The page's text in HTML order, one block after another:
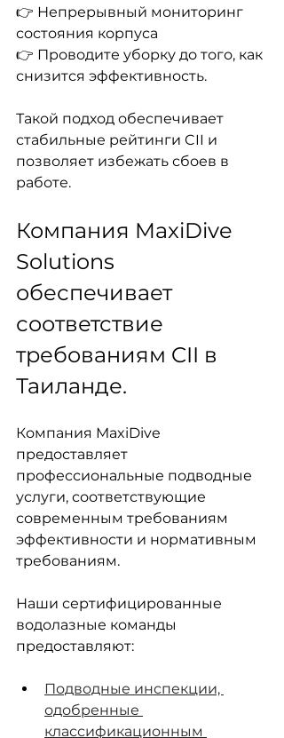
👉 Непрерывный мониторинг
состояния корпуса
👉 Проводите уборку до того, как
снизится эффективность.
Такой подход обеспечивает
стабильные рейтинги CII и
позволяет избежать сбоев в
работе.
Компания MaxiDive
Solutions
обеспечивает
соответствие
требованиям CII в
Таиланде.
Компания MaxiDive
предоставляет
профессиональные подводные
услуги, соответствующие
современным требованиям
эффективности и нормативным
требованиям.
Наши сертифицированные
водолазные команды
предоставляют:
Подводные инспекции,
одобренные
классификационным